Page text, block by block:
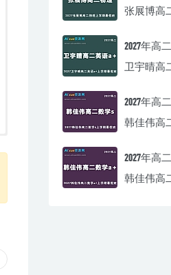
张展博高
2027年高
卫宇晴高
2027年高
韩佳伟高
2027年高
韩佳伟高